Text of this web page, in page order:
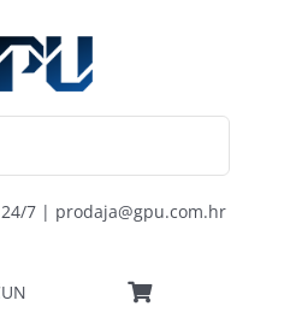
24/7 | prodaja@gpu.com.hr